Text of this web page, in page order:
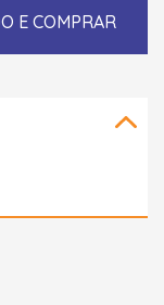
E COMPRAR